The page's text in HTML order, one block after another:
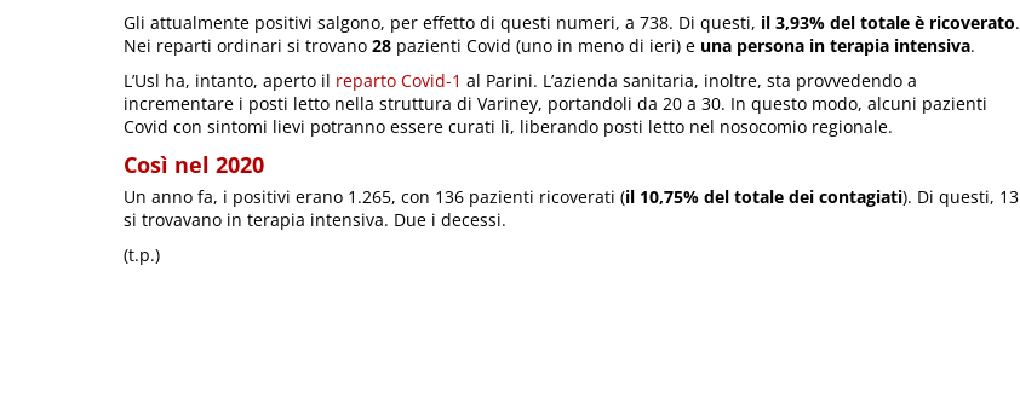
Gli attualmente positivi salgono, per effetto di questi numeri, a 738. Di questi, il 3,93% del totale è ricoverato.
Nei reparti ordinari si trovano 28 pazienti Covid (uno in meno di ieri) e una persona in terapia intensiva.
L’Usl ha, intanto, aperto il reparto Covid-1 al Parini. L’azienda sanitaria, inoltre, sta provvedendo a
incrementare i posti letto nella struttura di Variney, portandoli da 20 a 30. In questo modo, alcuni pazienti
Covid con sintomi lievi potranno essere curati lì, liberando posti letto nel nosocomio regionale.
Così nel 2020
Un anno fa, i positivi erano 1.265, con 136 pazienti ricoverati (il 10,75% del totale dei contagiati). Di questi, 13
si trovavano in terapia intensiva. Due i decessi.
(t.p.)